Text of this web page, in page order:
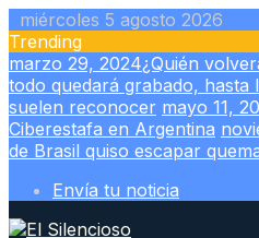
Skip
to
content
miércoles 5 agosto 2026
Trending
marzo 29, 2024¿Quién
todo quedará grabado, hasta
suelen reconocer mayo 11,
Ciberestafa en Argentina
de Brasil quiso escapar
Envía tu noticia